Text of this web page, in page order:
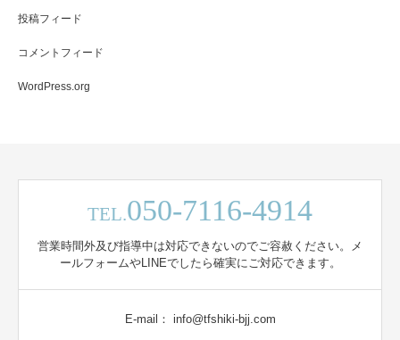
投稿フィード
コメントフィード
WordPress.org
TEL.050-7116-4914
営業時間外及び指導中は対応できないのでご容赦ください。メ
ールフォームやLINEでしたら確実にご対応できます。
E-mail： info@tfshiki-bjj.com